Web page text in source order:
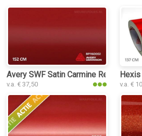
Avery SWF Satin Carmine Red
v.a. € 37,50 v.a. €